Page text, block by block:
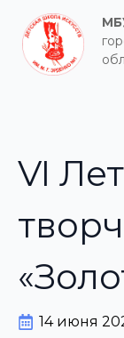
VI
14 июня